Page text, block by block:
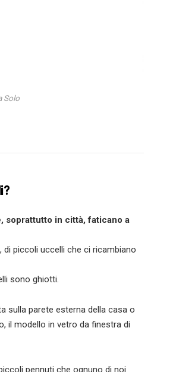
Solo
soprattutto in città, faticano a
piccoli uccelli che ci ricambiano
sono ghiotti.
sulla parete esterna della casa o
il modello in vetro da finestra di
pennuti che ognuno di noi